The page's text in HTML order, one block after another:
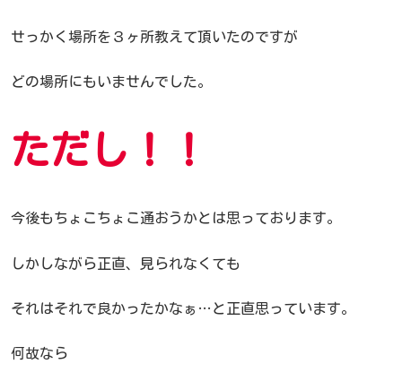
せっかく場所を３ヶ所教えて頂いたのですが
どの場所にもいませんでした。
ただし！！
今後もちょこちょこ通おうかとは思っております。
しかしながら正直、見られなくても
それはそれで良かったかなぁ…と正直思っています。
何故なら